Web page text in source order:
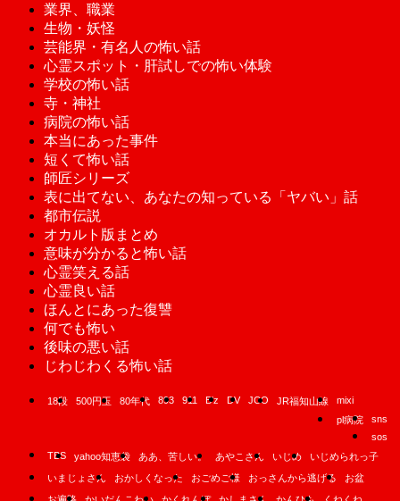
業界、職業
生物・妖怪
芸能界・有名人の怖い話
心霊スポット・肝試しでの怖い体験
学校の怖い話
寺・神社
病院の怖い話
本当にあった事件
短くて怖い話
師匠シリーズ
表に出てない、あなたの知っている「ヤバい」話
都市伝説
オカルト版まとめ
意味が分かると怖い話
心霊笑える話
心霊良い話
ほんとにあった復讐
何でも怖い
後味の悪い話
じわじわくる怖い話
18段 500円玉 80年代 893 911 B'z DV JCO JR福知山線
mixi
pl病院
sns
sos
TBS
yahoo知恵袋 ああ、苦しい。 あやこさん いじめ
いじめられっ子
いまじょさん
おかしくなった おごめご様 おっさんから逃げる
お盆